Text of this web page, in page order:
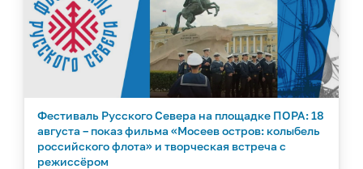
Фестиваль Русского Севера на площадке ПОРА: 18
августа – показ фильма «Мосеев остров: колыбель
российского флота» и творческая встреча с
режиссёром